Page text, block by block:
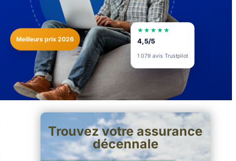
Meilleurs prix 2026
★★★★★
4,5/5
1 079 avis Trustpilot
Trouvez votre assurance
décennale